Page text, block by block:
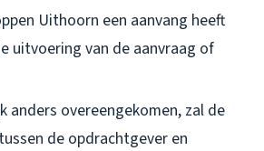
Uithoorn een aanvang heeft
uitvoering van de aanvraag of
anders overeengekomen, zal de
de opdrachtgever en